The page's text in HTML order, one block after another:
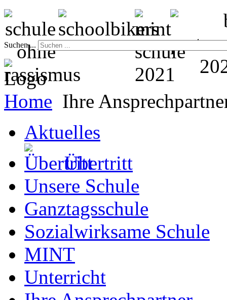
Suchen ...
Home Ihre
Aktuelles
Übertritt
Unsere Schule
Ganztagsschule
Sozialwirksame Schule
MINT
Unterricht